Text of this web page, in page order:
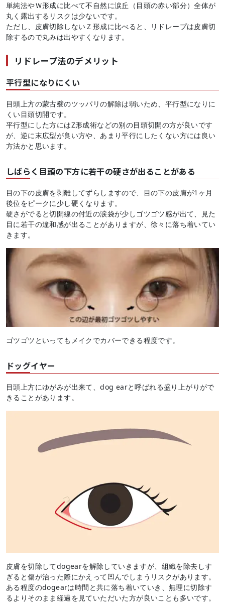
単純法やＷ形成に比べて不自然に涙丘（目頭の赤い部分）全体が
丸く露出するリスクは少ないです。
ただし、皮膚切除しないＺ形成に比べると、リドレープは皮膚切
除するので丸みは出やすくなります。
リドレープ法のデメリット
平行型になりにくい
目頭上方の蒙古襞のツッパリの解除は弱いため、平行型になりに
くい目頭切開です。
平行型にした方にはZ形成術などの別の目頭切開の方が良いです
が、逆に末広型が良い方や、あまり平行にしたくない方には良い
方法かと思います。
しばらく目頭の下方に若干の硬さが出ることがある
目の下の皮膚を剥離してずらしますので、目の下の皮膚が1ヶ月
後位をピークに少し硬くなります。
硬さがでると切開線の付近の涙袋が少しゴツゴツ感が出て、見た
目に若干の違和感が出ることがありますが、徐々に落ち着いてい
きます。
ゴツゴツといってもメイクでカバーできる程度です。
ドッグイヤー
目頭上方にゆがみが出来て、dog earと呼ばれる盛り上がりがで
きることがあります。
皮膚を切除してdogearを解除していきますが、組織を除去しす
ぎると傷が治った際にかえって凹んでしまうリスクがあります。
ある程度のdogearは時間と共に落ち着いていき、無理に切除す
るよりそのまま経過を見ていただいた方が良いことも多いです。